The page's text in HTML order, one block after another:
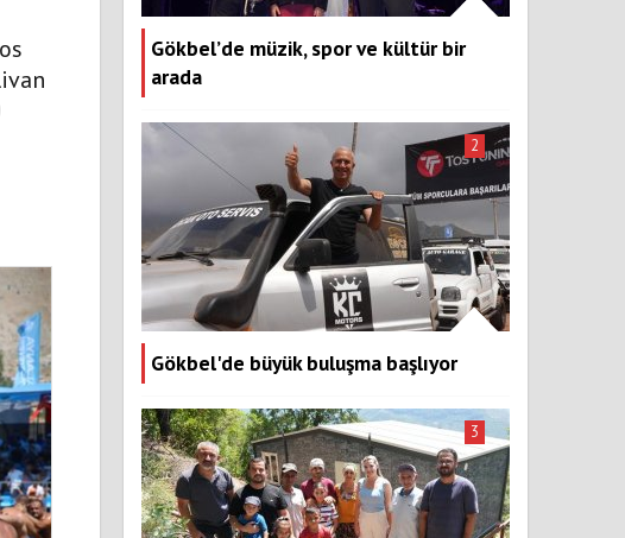
Gökbel’de müzik, spor ve kültür bir
arada
Gökbel'de büyük buluşma başlıyor
2
3